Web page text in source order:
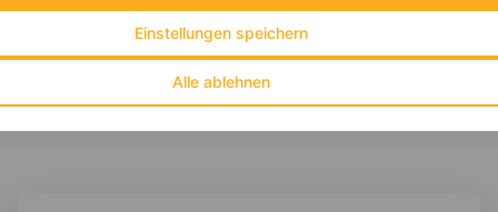
Alle ablehnen
Einstellungen speichern
Kohlehydrate:32 g